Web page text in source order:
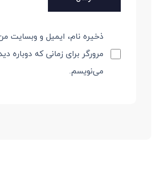
ذخیره نام، ایمیل و وبسایت
مرورگر برای زمانی که دوباره
می‌نویسم.